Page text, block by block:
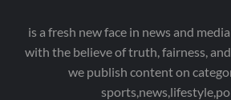
is a fresh new face in news and
with the believe of truth, fairness,
we publish content on